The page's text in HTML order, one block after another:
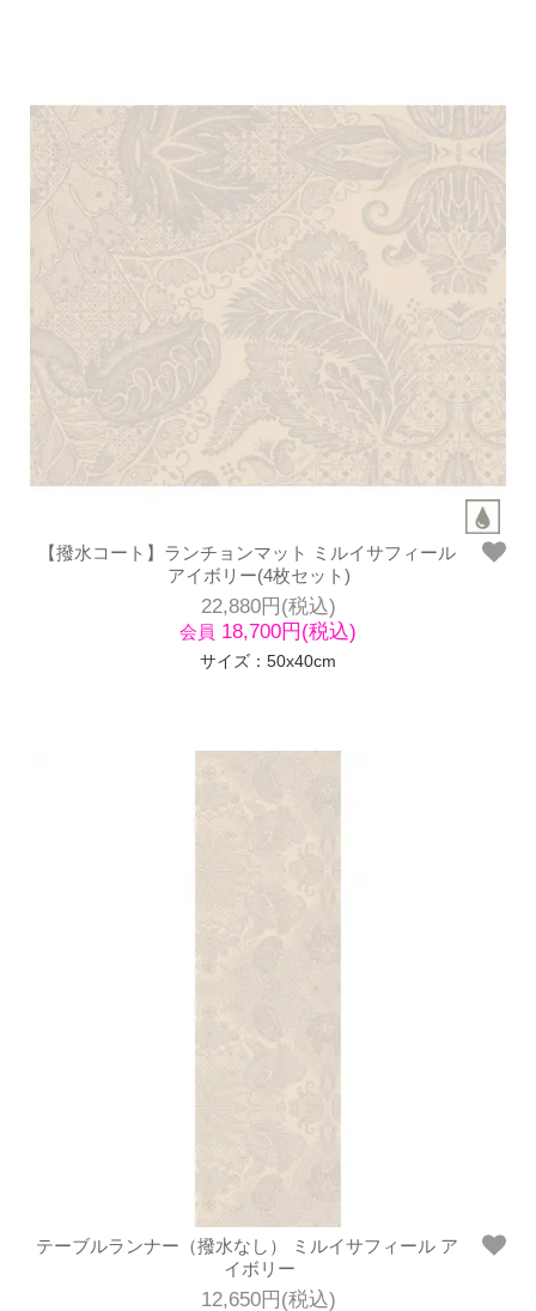
【撥水コート】ランチョンマット ミルイサフィール
アイボリー(4枚セット)
22,880円(税込)
会員 18,700円(税込)
サイズ：50x40cm
テーブルランナー（撥水なし） ミルイサフィール ア
イボリー
12,650円(税込)